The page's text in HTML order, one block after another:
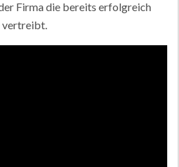
Firma die bereits erfolgreich
vertreibt.